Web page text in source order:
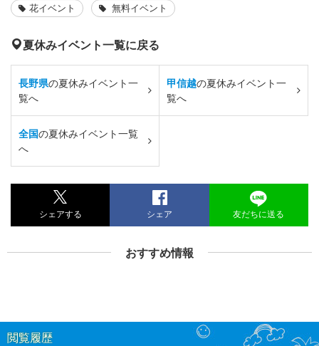
花イベント 無料イベント
夏休みイベント一覧に戻る
長野県の夏休みイベント一
覧へ
甲信越の夏休みイベント一
覧へ
全国の夏休みイベント一覧
へ
シェアする シェア 友だちに送る
おすすめ情報
閲覧履歴